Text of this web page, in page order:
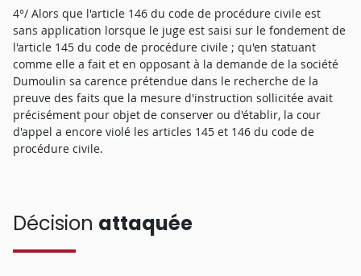
4°/ Alors que l'article 146 du code de procédure civile est
sans application lorsque le juge est saisi sur le fondement de
l'article 145 du code de procédure civile ; qu'en statuant
comme elle a fait et en opposant à la demande de la société
Dumoulin sa carence prétendue dans le recherche de la
preuve des faits que la mesure d'instruction sollicitée avait
précisément pour objet de conserver ou d'établir, la cour
d'appel a encore violé les articles 145 et 146 du code de
procédure civile.
Décision attaquée